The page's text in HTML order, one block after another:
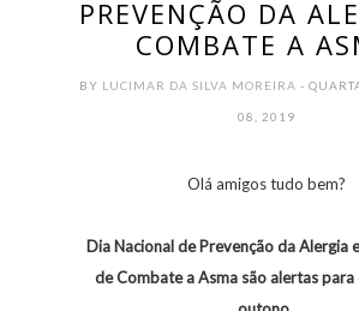
PREVENÇÃO DA
COMBATE A
BY LUCIMAR DA SILVA MOREIRA-
08, 2019
Olá amigos tudo bem?
Dia Nacional de Prevenção da Alergia
de Combate a Asma são alertas para